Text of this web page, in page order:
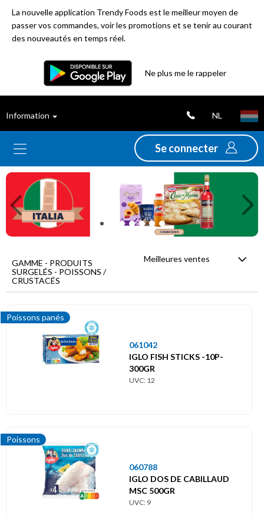
La nouvelle application Trendy Foods est le meilleur moyen de
passer vos commandes, voir les promotions et se tenir au courant
des nouveautés en temps réel.
Ne plus me le rappeler
Information NL
Se connecter
ventes
Nouveautés
Promotions
Déstockage
Menu
principal
surgelés
Crustacés
Poissons panés
Previous
GAMME - PRODUITS
SURGELÉS - POISSONS /
CRUSTACÉS
Meilleures ventes
Poissons panés
061042
IGLO FISH STICKS -10P-
300GR
UVC: 12
Poissons
060788
IGLO DOS DE CABILLAUD
MSC 500GR
UVC: 9